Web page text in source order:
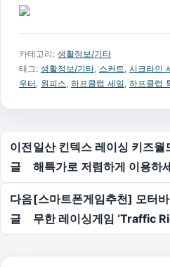
카테고리: 생활정보/기타
태그: 생활정보/기타 스커트 시크라인
우터 원피스 하프클럽 세일 하프클럽
글 탐색
이전
글
일산 킨텍스 레이싱 키즈
해특가로 저렴하게 이용하
다음
글
[스마트폰게임추천] 모터
무한 레이싱게임 ‘Traffic